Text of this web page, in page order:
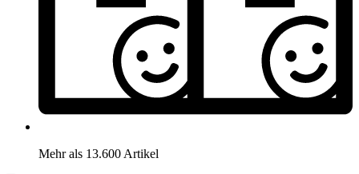
Mehr als 13.600 Artikel